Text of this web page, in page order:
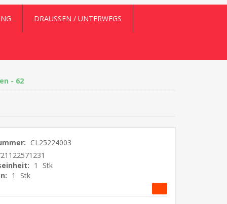
DRAUSSEN / UNTERWEGS
- 62
CL25224003
1
Stk
1 Stk